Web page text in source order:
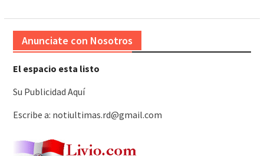
Anunciate con Nosotros
El espacio esta listo
Su Publicidad Aquí
Escribe a: notiultimas.rd@gmail.com